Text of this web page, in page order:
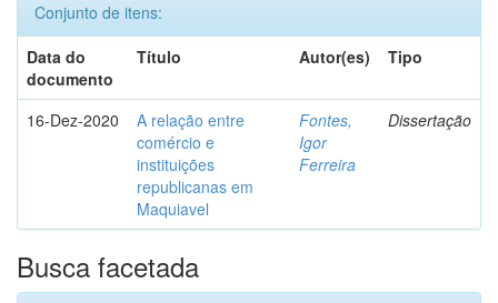
Conjunto de itens:
Data do
documento
Título Autor(es) Tipo
16-Dez-2020
A relação entre
comércio e
instituições
republicanas em
Maquiavel
Fontes,
Igor
Ferreira
Dissertação
Busca facetada